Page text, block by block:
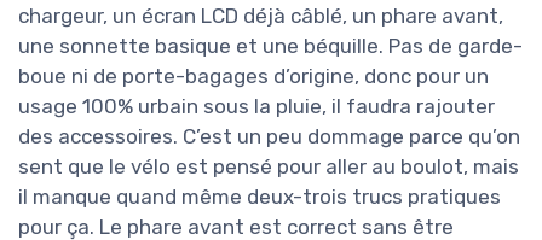
chargeur, un écran LCD déjà câblé, un phare avant,
une sonnette basique et une béquille. Pas de garde-
boue ni de porte-bagages d’origine, donc pour un
usage 100% urbain sous la pluie, il faudra rajouter
des accessoires. C’est un peu dommage parce qu’on
sent que le vélo est pensé pour aller au boulot, mais
il manque quand même deux-trois trucs pratiques
pour ça. Le phare avant est correct sans être